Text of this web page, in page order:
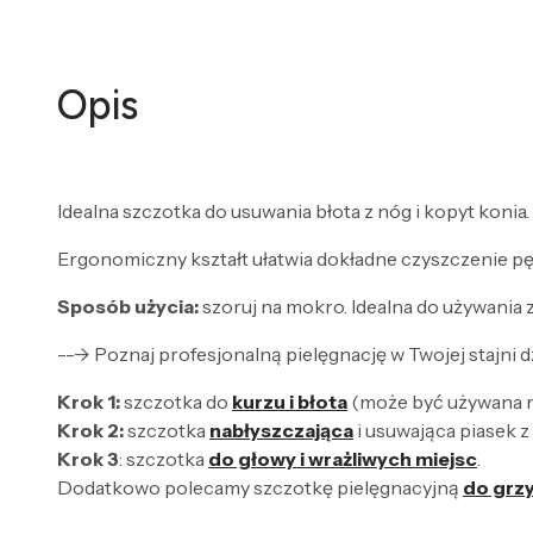
Opis
Idealna szczotka do usuwania błota z nóg i kopyt
Ergonomiczny kształt ułatwia dokładne czyszczenie
Sposób użycia:szoruj na mokro. Idealna do
---> Poznaj profesjonalną pielęgnację w Twojej stajni
Krok 1:szczotka do kurzu i błota (może być używana
Krok 2:szczotka nabłyszczająca i usuwająca piasek
Krok 3: szczotka do głowy i wrażliwych miejsc.
Dodatkowo polecamy szczotkę pielęgnacyjną do